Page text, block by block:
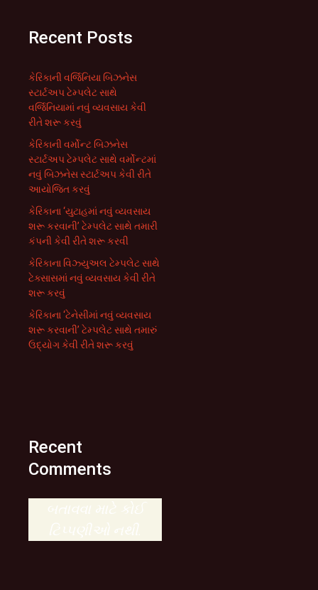
Recent Posts
કેરિકાની વર્જિનિયા બિઝનેસ
સ્ટાર્ટઅપ ટેમ્પલેટ સાથે
વર્જિનિયામાં નવું વ્યવસાય કેવી
રીતે શરૂ કરવું
કેરિકાની વર્મોન્ટ બિઝનેસ
સ્ટાર્ટઅપ ટેમ્પલેટ સાથે વર્મોન્ટમાં
નવું બિઝનેસ સ્ટાર્ટઅપ કેવી રીતે
આયોજિત કરવું
કેરિકાના ‘યુટાહમાં નવું વ્યવસાય
શરૂ કરવાની’ ટેમ્પલેટ સાથે તમારી
કંપની કેવી રીતે શરૂ કરવી
કેરિકાના વિઝ્યુઅલ ટેમ્પલેટ સાથે
ટેક્સાસમાં નવું વ્યવસાય કેવી રીતે
શરૂ કરવું
કેરિકાના ‘ટેનેસીમાં નવું વ્યવસાય
શરૂ કરવાની’ ટેમ્પલેટ સાથે તમારું
ઉદ્યોગ કેવી રીતે શરૂ કરવું
Recent
Comments
બતાવવા માટે કોઈ
ટિપ્પણીઓ નથી.